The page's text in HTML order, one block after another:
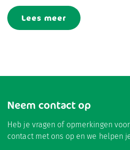
Lees meer
Neem contact op
Heb je vragen of opmerkingen
contact met ons op en we helpen